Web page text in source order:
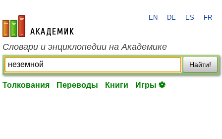
academic.ru
EN DE ES FR
Словари и энциклопедии на Академике
Найти!
Толкования Переводы Книги Игры ⚽